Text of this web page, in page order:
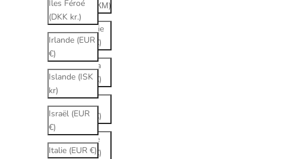
Îles Féroé
(DKK kr.)
Irlande (EUR
€)
Islande (ISK
kr)
Israël (EUR
€)
Italie (EUR €)
(BAM КМ)
Bulgarie
(EUR €)
Canada
(EUR €)
Chine
(EUR €)
Chypre
(EUR €)